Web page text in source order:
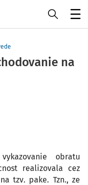
na
obratu
realizovala cez
tzv. pake. Tzn., ze